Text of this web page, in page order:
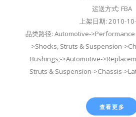
运送方式: FBA
上架日期: 2010-
品类路径: Automotive-
>Shocks, Struts & Suspension-
Bushings;->Automotive-
Struts & Suspension->Chassis-
查看更多